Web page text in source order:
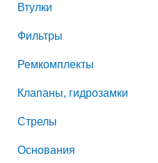
Втулки
Фильтры
Ремкомплекты
Клапаны, гидрозамки
Стрелы
Основания